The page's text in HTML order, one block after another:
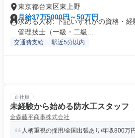
東京都台東区東上野
月給37万5000円～50万円
求める人材: 下記いずれかの資格・
管理技士（一級・二級...
交通費支給 駅近5分以内
正社員
未経験から始める防水工スタッフ
金森藤平商事株式会社
人柄重視の採用/全国出張あり/年収800万